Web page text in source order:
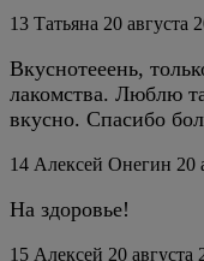
13 Татьяна 20 августа
Вкуснотееень,
лакомства. Люблю
вкусно. Спасибо
14 Алексей Онегин 20
На здоровье!
15 Алексей 20 августа